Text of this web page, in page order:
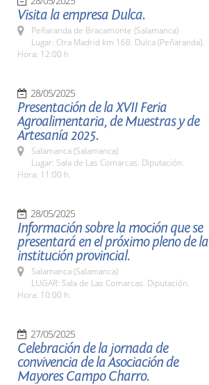
Visita la empresa Dulca.
Peñaranda de Bracamonte (Salamanca)
Lugar: Ctra Madrid km 168. Dulca (Peñaranda).
Hora: 12:00 h
28/05/2025
Presentación de la XVII Feria
Agroalimentaria, de Muestras y de
Artesanía 2025.
Salamanca (Salamanca)
Lugar: Sala de Las Comarcas. Diputación.
Hora: 11:00 h.
28/05/2025
Información sobre la moción que se
presentará en el próximo pleno de la
institución provincial.
Salamanca (Salamanca)
LUGAR: Sala de Las Comarcas. Diputación.
Hora: 10:00 h.
27/05/2025
Celebración de la jornada de
convivencia de la Asociación de
Mayores Campo Charro.